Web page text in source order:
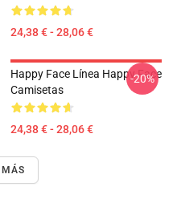
24,38 € - 28,06 €
Happy Face Línea Happy Face
Camisetas
24,38 € - 28,06 €
-20%